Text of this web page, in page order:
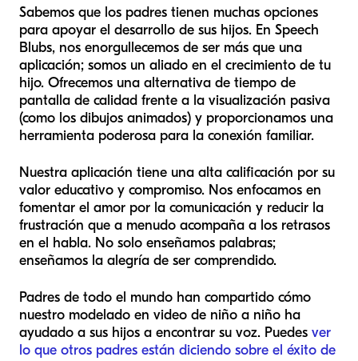
Sabemos que los padres tienen muchas opciones
para apoyar el desarrollo de sus hijos. En Speech
Blubs, nos enorgullecemos de ser más que una
aplicación; somos un aliado en el crecimiento de tu
hijo. Ofrecemos una alternativa de tiempo de
pantalla de calidad frente a la visualización pasiva
(como los dibujos animados) y proporcionamos una
herramienta poderosa para la conexión familiar.
Nuestra aplicación tiene una alta calificación por su
valor educativo y compromiso. Nos enfocamos en
fomentar el amor por la comunicación y reducir la
frustración que a menudo acompaña a los retrasos
en el habla. No solo enseñamos palabras;
enseñamos la alegría de ser comprendido.
Padres de todo el mundo han compartido cómo
nuestro modelado en video de niño a niño ha
ayudado a sus hijos a encontrar su voz. Puedes ver
lo que otros padres están diciendo sobre el éxito de